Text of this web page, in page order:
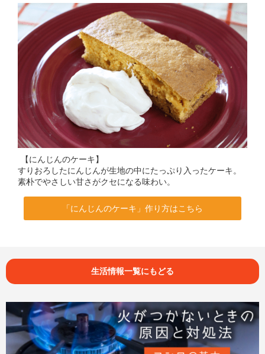
【にんじんのケーキ】
すりおろしたにんじんが生地の中にたっぷり入ったケーキ。
素朴でやさしい甘さがクセになる味わい。
「にんじんのケーキ」作り方はこちら
生活情報一覧にもどる